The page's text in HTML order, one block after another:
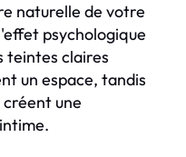
naturelle de votre
psychologique
teintes claires
un espace, tandis
une